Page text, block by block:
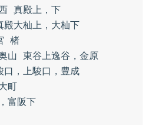
真殿上，下
殿大杣上，大杣下
楮
山
東谷上逸谷，金原
口，上駿口，豊成
町
富阪下